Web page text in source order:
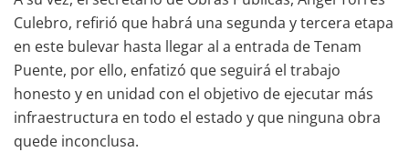
Culebro, refirió que habrá una segunda y tercera etapa
en este bulevar hasta llegar al a entrada de Tenam
Puente, por ello, enfatizó que seguirá el trabajo
honesto y en unidad con el objetivo de ejecutar más
infraestructura en todo el estado y que ninguna obra
quede inconclusa.